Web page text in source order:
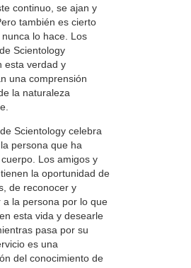
continuo, se ajan y
también es cierto
lo hace. Los
Scientology
esta verdad y
una comprensión
la naturaleza
Scientology celebra
persona que ha
Los amigos y
la oportunidad de
de reconocer y
a la persona por lo que
esta vida y desearle
pasa por su
es una
del conocimiento de